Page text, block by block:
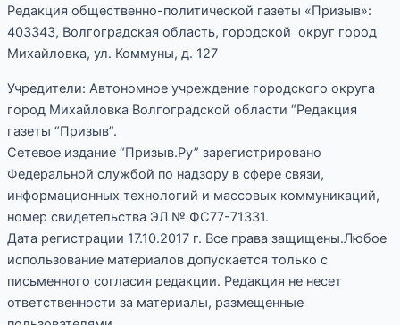
Редакция общественно-политической газеты «Призыв»:
403343, Волгоградская область, городской округ город
Михайловка, ул. Коммуны, д. 127
Учредители: Автономное учреждение городского округа
город Михайловка Волгоградской области “Редакция
газеты “Призыв”.
Сетевое издание “Призыв.Ру” зарегистрировано
Федеральной службой по надзору в сфере связи,
информационных технологий и массовых коммуникаций,
номер свидетельства ЭЛ № ФС77-71331.
Дата регистрации 17.10.2017 г. Все права защищены.Любое
использование материалов допускается только с
письменного согласия редакции. Редакция не несет
ответственности за материалы, размещенные